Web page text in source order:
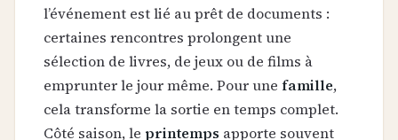
l’événement est lié au prêt de documents :
certaines rencontres prolongent une
sélection de livres, de jeux ou de films à
emprunter le jour même. Pour une famille,
cela transforme la sortie en temps complet.
Côté saison, le printemps apporte souvent